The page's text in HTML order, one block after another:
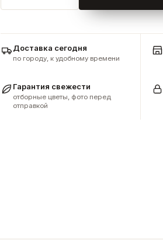
Доставка сегодня
по городу, к удобному времени
Гарантия свежести
отборные цветы, фото перед
отправкой